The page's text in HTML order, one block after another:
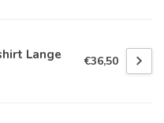
Lange €36,50